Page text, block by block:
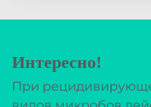
Интересно!
При